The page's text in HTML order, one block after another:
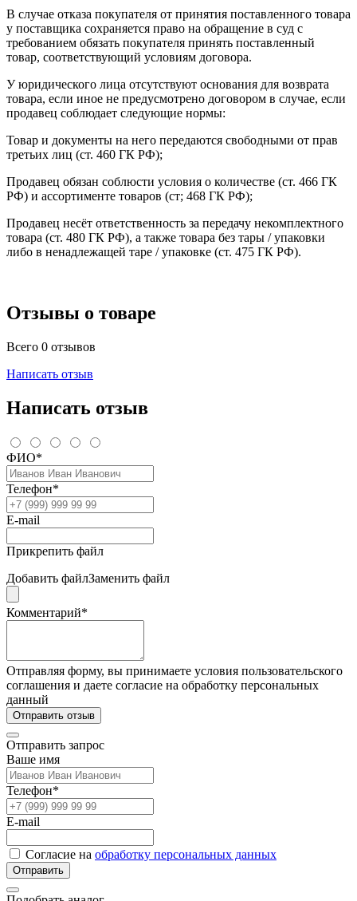
В случае отказа покупателя от принятия поставленного товара
у поставщика сохраняется право на обращение в суд с
требованием обязать покупателя принять поставленный
товар, соответствующий условиям договора.
У юридического лица отсутствуют основания для возврата
товара, если иное не предусмотрено договором в случае, если
продавец соблюдает следующие нормы:
Товар и документы на него передаются свободными от прав
третьих лиц (ст. 460 ГК РФ);
Продавец обязан соблюсти условия о количестве (ст. 466 ГК
РФ) и ассортименте товаров (ст; 468 ГК РФ);
Продавец несёт ответственность за передачу некомплектного
товара (ст. 480 ГК РФ), а также товара без тары / упаковки
либо в ненадлежащей таре / упаковке (ст. 475 ГК РФ).
Отзывы о товаре
Всего 0 отзывов
Написать отзыв
Написать отзыв
ФИО*
Телефон*
E-mail
Прикрепить файл
Добавить файлЗаменить файл
Комментарий*
Отправляя форму, вы принимаете условия пользовательского
соглашения и даете согласие на обработку персональных
данный
Отправить отзыв
Отправить запрос
Ваше имя
Телефон*
E-mail
Согласие на обработку персональных данных
Отправить